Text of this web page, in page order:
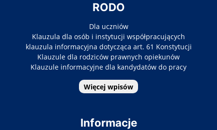
RODO
Dla uczniów
Klauzula dla osób i instytucji współpracujących
klauzula informacyjna dotycząca art. 61 Konstytucji
Klauzule dla rodziców prawnych opiekunów
Klauzule informacyjne dla kandydatów do pracy
Więcej wpisów
Informacje